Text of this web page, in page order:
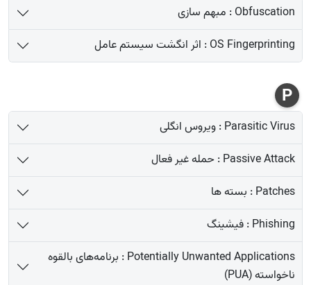
Obfuscation : مبهم سازی
OS Fingerprinting : اثر انگشت سیستم عامل
P
Parasitic Virus : ویروس انگلی
Passive Attack : حمله غیر فعال
Patches : بسته ها
Phishing : فیشینگ
Potentially Unwanted Applications : برنامه‌های بالقوه
ناخواسته (PUA)